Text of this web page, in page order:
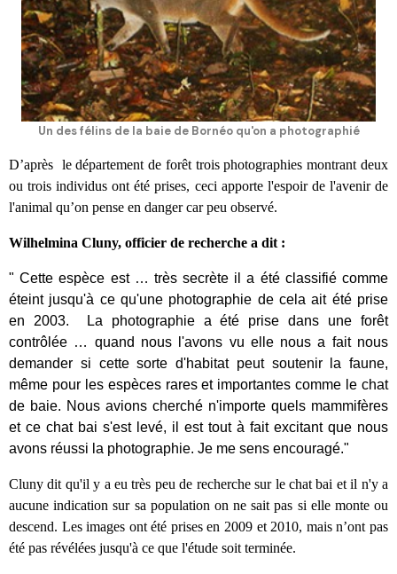
Un des félins de la baie de Bornéo qu'on a photographié
D’après le département de forêt trois photographies montrant deux
ou trois individus ont été prises, ceci apporte l'espoir de l'avenir de
l'animal qu’on pense en danger car peu observé.
Wilhelmina Cluny, officier de recherche a dit :
" Cette espèce est … très secrète il a été classifié comme
éteint jusqu'à ce qu'une photographie de cela ait été prise
en 2003. La photographie a été prise dans une forêt
contrôlée … quand nous l'avons vu elle nous a fait nous
demander si cette sorte d'habitat peut soutenir la faune,
même pour les espèces rares et importantes comme le chat
de baie. Nous avions cherché n'importe quels mammifères
et ce chat bai s'est levé, il est tout à fait excitant que nous
avons réussi la photographie. Je me sens encouragé."
Cluny dit qu'il y a eu très peu de recherche sur le chat bai et il n'y a
aucune indication sur sa population on ne sait pas si elle monte ou
descend. Les images ont été prises en 2009 et 2010, mais n’ont pas
été pas révélées jusqu'à ce que l'étude soit terminée.